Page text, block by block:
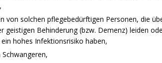
von solchen pflegebedürftigen Personen, die
geistigen Behinderung (bzw. Demenz) leiden
hohes Infektionsrisiko haben,